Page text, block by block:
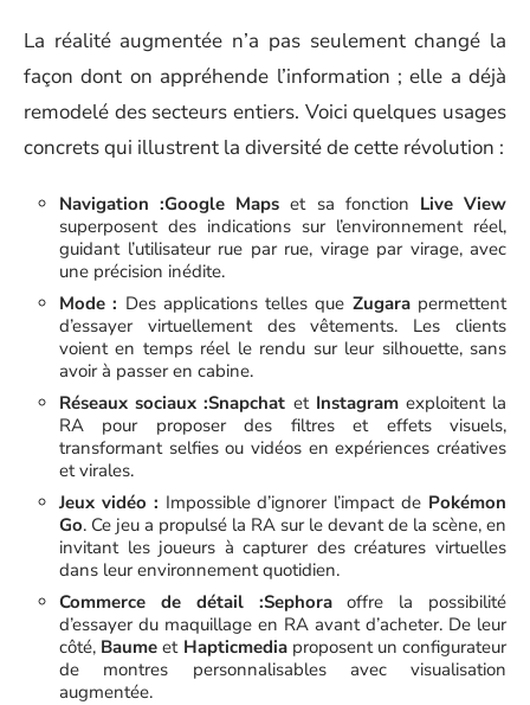
La réalité augmentée n’a pas seulement changé la
façon dont on appréhende l’information ; elle a déjà
remodelé des secteurs entiers. Voici quelques usages
concrets qui illustrent la diversité de cette révolution :
Navigation :Google Maps et sa fonction Live View
superposent des indications sur l’environnement réel,
guidant l’utilisateur rue par rue, virage par virage, avec
une précision inédite.
Mode : Des applications telles que Zugarapermettent
d’essayer virtuellement des vêtements. Les clients
voient en temps réel le rendu sur leur silhouette, sans
avoir à passer en cabine.
Réseaux sociaux :Snapchat et Instagramexploitent la
RA pour proposer des filtres et effets visuels,
transformant selfies ou vidéos en expériences créatives
et virales.
Jeux vidéo : Impossible d’ignorer l’impact de Pokémon
Go. Ce jeu a propulsé la RA sur le devant de la scène, en
invitant les joueurs à capturer des créatures virtuelles
dans leur environnement quotidien.
Commerce de détail :Sephoraoffre la possibilité
d’essayer du maquillage en RA avant d’acheter. De leur
côté, Baume et Hapticmediaproposent un configurateur
de montres personnalisables avec visualisation
augmentée.